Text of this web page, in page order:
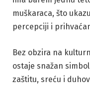
muškaraca, što
percepciji i
Bez obzira na
ostaje snažan
zaštitu, sreću i